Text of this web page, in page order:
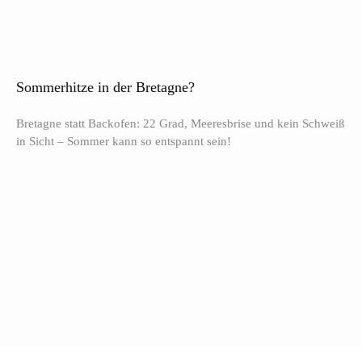
Sommerhitze in der Bretagne?
Bretagne statt Backofen: 22 Grad, Meeresbrise und kein Schweiß
in Sicht – Sommer kann so entspannt sein!